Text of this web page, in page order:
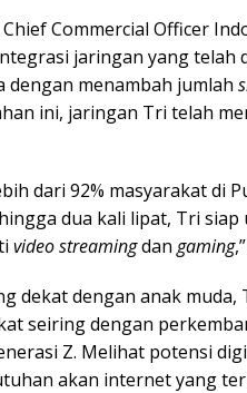
Commercial Officer
jaringan yang telah
dengan menambah jumlah
ini, jaringan Tri telah
dari 92% masyarakat di
dua kali lipat, Tri
videostreamingdan gaming
dekat dengan anak muda,
seiring dengan
Z. Melihat potensi
akan internet yang